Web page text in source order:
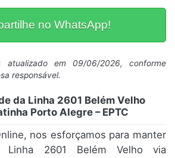
no WhatsApp!
atualizado em 09/06/2026, conforme
responsável.
da Linha 2601 Belém Velho
Porto Alegre – EPTC
nos esforçamos para manter
2601 Belém Velho via